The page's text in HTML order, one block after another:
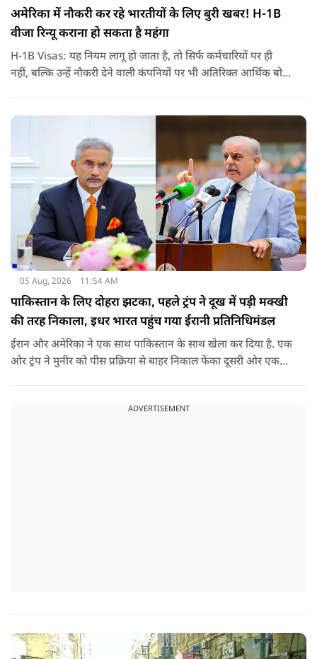
अमेरिका में नौकरी कर रहे भारतीयों के लिए बुरी खबर! H-1B
वीजा रिन्यू कराना हो सकता है महंगा
H-1B Visas: यह नियम लागू हो जाता है, तो सिर्फ कर्मचारियों पर ही
नहीं, बल्कि उन्हें नौकरी देने वाली कंपनियों पर भी अतिरिक्त आर्थिक बोझ
वीजा का समय-समय पर नवीनीकरण कराते हैं.
05 Aug, 2026 11:54 AM
पाकिस्तान के लिए दोहरा झटका, पहले ट्रंप ने दूख में पड़ी मक्खी
की तरह निकाला, इधर भारत पहुंच गया ईरानी प्रतिनिधिमंडल
ईरान और अमेरिका ने एक साथ पाकिस्तान के साथ खेला कर दिया है. एक
ओर ट्रंप ने मुनीर को पीस प्रक्रिया से बाहर निकाल फेंका दूसरी ओर एक
ADVERTISEMENT